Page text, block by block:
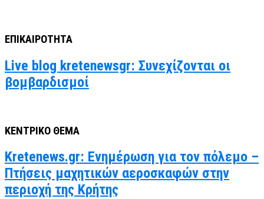
ΕΠΙΚΑΙΡΟΤΗΤΑ
Live blog kretenewsgr: Συνεχίζονται οι
βομβαρδισμοί
ΚΕΝΤΡΙΚΟ ΘΕΜΑ
Kretenews.gr: Ενημέρωση για τον πόλεμο –
Πτήσεις μαχητικών αεροσκαφών στην
περιοχή της Κρήτης